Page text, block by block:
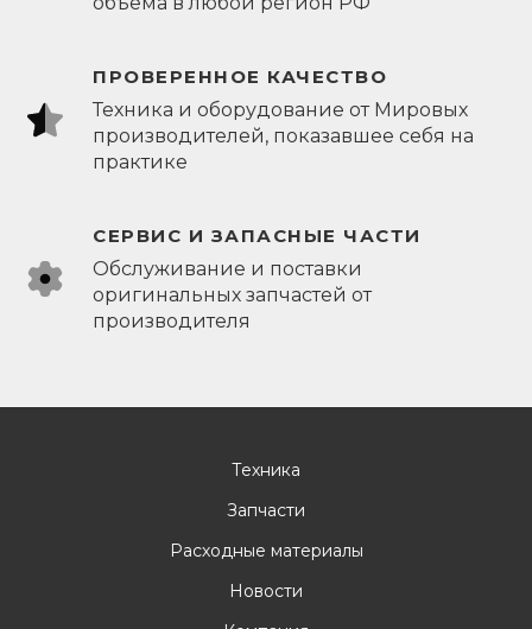
ПРОВЕРЕННОЕ КАЧЕСТВО
Техника и оборудование от Мировых
производителей, показавшее себя на
практике
СЕРВИС И ЗАПАСНЫЕ ЧАСТИ
Обслуживание и поставки
оригинальных запчастей от
производителя
Техника
Запчасти
Расходные материалы
Новости